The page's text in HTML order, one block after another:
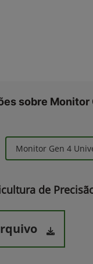
sobre
Monitor Gen 4
de